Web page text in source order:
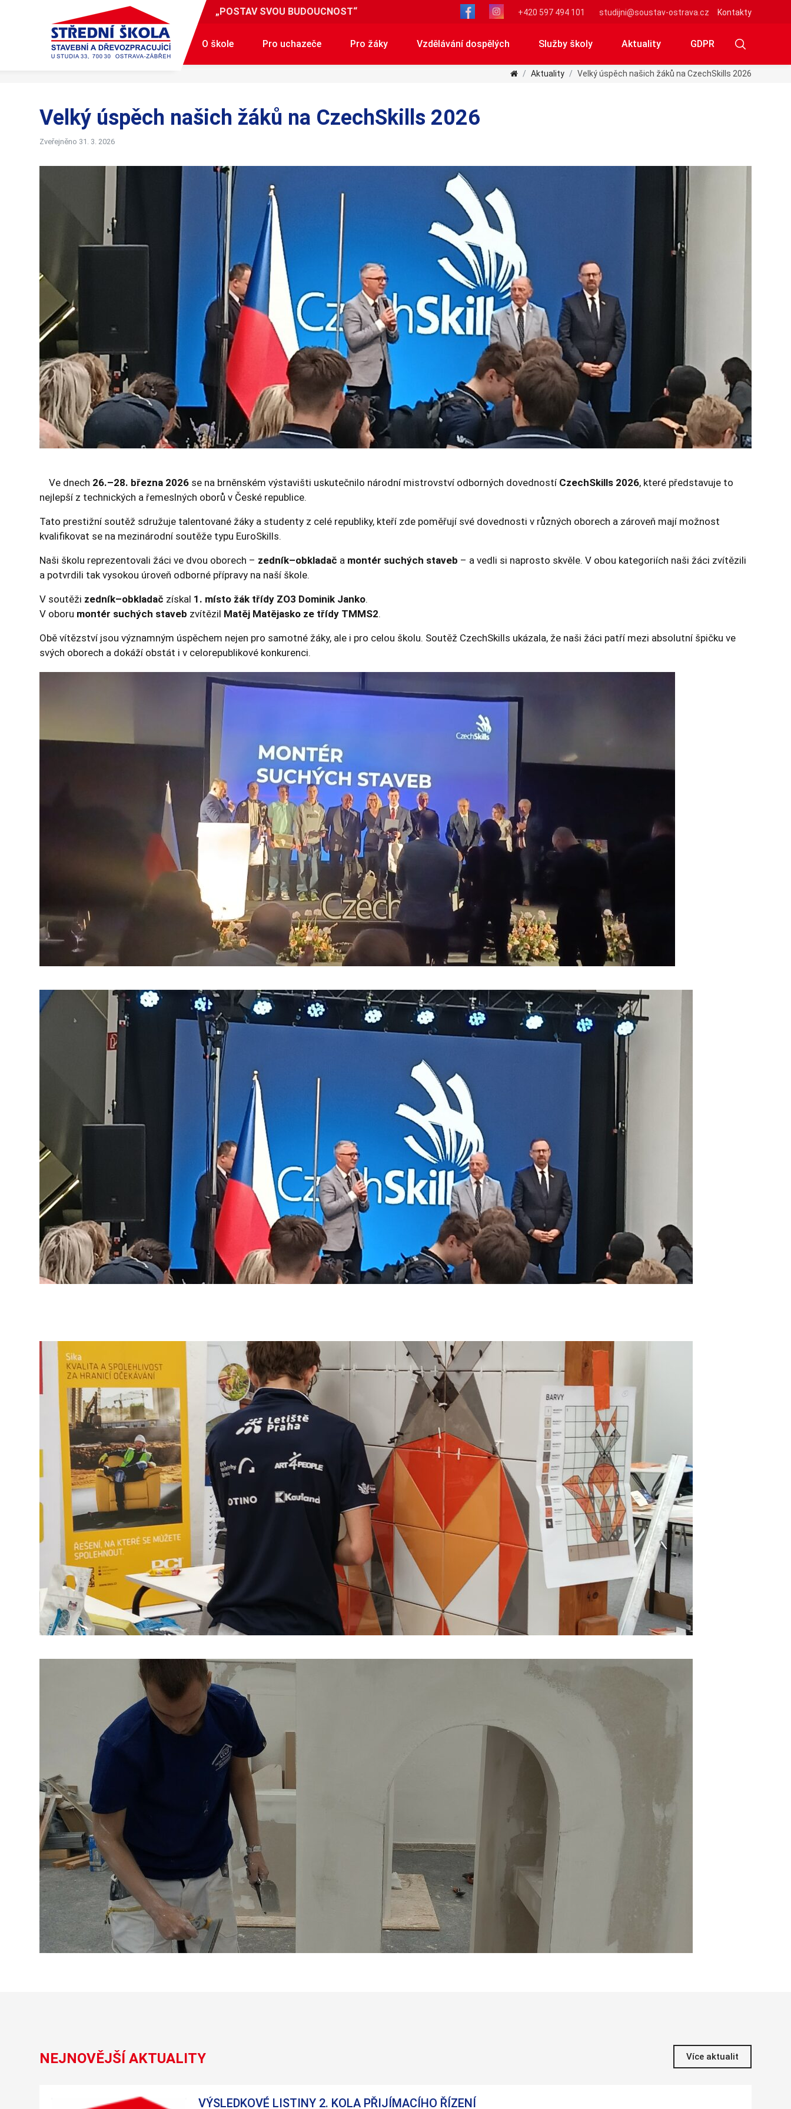
„POSTAV SVOU BUDOUCNOST“ +420 597 494 101 studijni@soustav-ostrava.cz Kontakty
O škole Pro uchazeče Pro žáky Vzdělávání dospělých Služby školy Aktuality GDPR
Aktuality Velký úspěch našich žáků na CzechSkills 2026
Velký úspěch našich žáků na CzechSkills 2026
Zveřejněno 31. 3. 2026
Ve dnech 26.–28. března 2026 se na brněnském výstavišti uskutečnilo národní mistrovství odborných dovedností CzechSkills 2026, které představuje to
nejlepší z technických a řemeslných oborů v České republice.
Tato prestižní soutěž sdružuje talentované žáky a studenty z celé republiky, kteří zde poměřují své dovednosti v různých oborech a zároveň mají možnost
kvalifikovat se na mezinárodní soutěže typu EuroSkills.
Naši školu reprezentovali žáci ve dvou oborech – zedník–obkladač a montér suchých staveb – a vedli si naprosto skvěle. V obou kategoriích naši žáci zvítězili
a potvrdili tak vysokou úroveň odborné přípravy na naší škole.
V soutěži zedník–obkladač získal 1. místo žák třídy ZO3 Dominik Janko.
V oboru montér suchých staveb zvítězil Matěj Matějasko ze třídy TMMS2.
Obě vítězství jsou významným úspěchem nejen pro samotné žáky, ale i pro celou školu. Soutěž CzechSkills ukázala, že naši žáci patří mezi absolutní špičku ve
svých oborech a dokáží obstát i v celorepublikové konkurenci.
NEJNOVĚJŠÍ AKTUALITY Více aktualit
VÝSLEDKOVÉ LISTINY 2. KOLA PŘIJÍMACÍHO ŘÍZENÍ
Nezbytné
Tyto
soubory
cookie
fungování
webových
stránek.
Abychom
a strukturu
základě
Uživatelská
fungovaly
některé
funkce z
webu zmizí.
Marketing
Sdílením svých
zájmů a chování
při návštěvě
našich stránek
zvyšujete šanci na
zobrazení
obsahu a nabídek.